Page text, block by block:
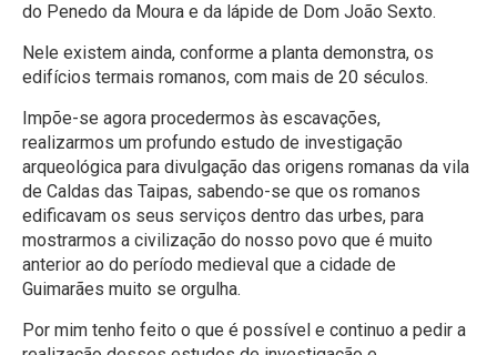
do Penedo da Moura e da lápide de Dom João Sexto.
Nele existem ainda, conforme a planta demonstra, os
edifícios termais romanos, com mais de 20 séculos.
Impõe-se agora procedermos às escavações,
realizarmos um profundo estudo de investigação
arqueológica para divulgação das origens romanas da vila
de Caldas das Taipas, sabendo-se que os romanos
edificavam os seus serviços dentro das urbes, para
mostrarmos a civilização do nosso povo que é muito
anterior ao do período medieval que a cidade de
Guimarães muito se orgulha.
Por mim tenho feito o que é possível e continuo a pedir a